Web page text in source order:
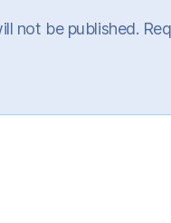
not be published.